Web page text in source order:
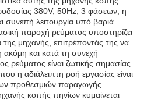
380V, 50Hz, 3 φάσεων, η
συνεπή λειτουργία υπό βαριά
παροχή ρεύματος υποστηρίζει
μηχανής, επιτρέποντάς της να
ακόμη και κατά τη συνεχή
ρεύματος είναι ζωτικής σημασίας
η αδιάλειπτη ροή εργασίας είναι
προθεσμιών παραγωγής.
κοπής πηνίων κυμαίνεται